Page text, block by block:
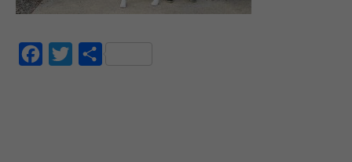
FacebookTwitter